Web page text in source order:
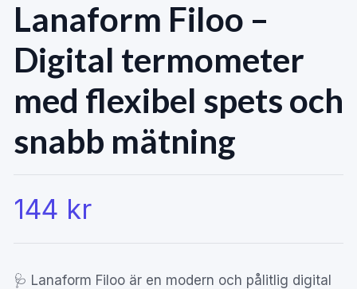
Lanaform Filoo –
Digital termometer
med flexibel spets och
snabb mätning
144 kr
🩺 Lanaform Filoo är en modern och pålitlig digital